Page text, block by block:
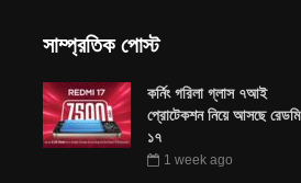
সাম্প্রতিক পোস্ট
কর্নিং গরিলা গ্লাস ৭আই
প্রোটেকশন নিয়ে আসছে রেডমি
১৭
1 week ago